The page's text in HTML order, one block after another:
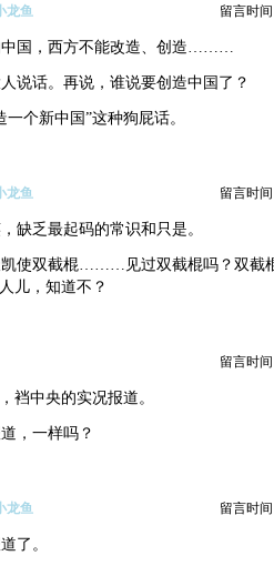
龙鱼 留言时间
中国，西方不能改造、创造………
说话。再说，谁说要创造中国了？
个新中国”这种狗屁话。
龙鱼 留言时间
缺乏最起码的常识和只是。
凯使双截棍………见过双截棍吗？双截
儿，知道不？
留言时间
裆中央的实况报道。
，一样吗？
龙鱼 留言时间
了。